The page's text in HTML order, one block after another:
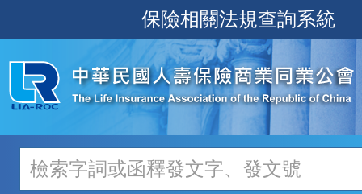
至
主
內
容
保險相關法規查詢系統